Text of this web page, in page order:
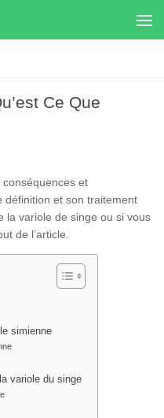
Ce Que
et
définition et son traitement
la variole de singe ou si vous
de l’article.
simienne
variole du singe